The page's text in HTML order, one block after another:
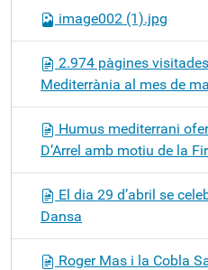
image002 (1).jpg
2.974 pàgines
Mediterrània al mes de
Humus mediterrani
D’Arrel amb motiu de la
El dia 29 d’abril se
Dansa
Roger Mas i la Cobla